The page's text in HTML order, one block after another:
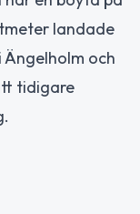
landade
Ängelholm och
tidigare